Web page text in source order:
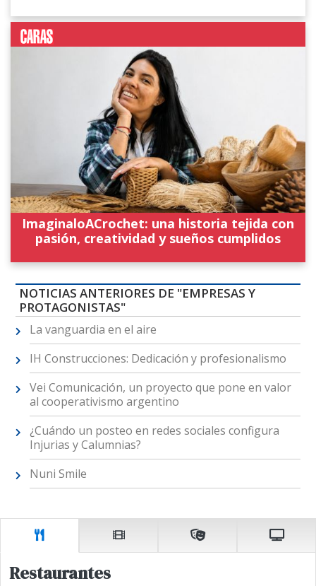
ImaginaloACrochet: una historia tejida con
pasión, creatividad y sueños cumplidos
NOTICIAS ANTERIORES DE "EMPRESAS Y
PROTAGONISTAS"
La vanguardia en el aire
IH Construcciones: Dedicación y profesionalismo
Vei Comunicación, un proyecto que pone en valor
al cooperativismo argentino
¿Cuándo un posteo en redes sociales configura
Injurias y Calumnias?
Nuni Smile
Restaurantes